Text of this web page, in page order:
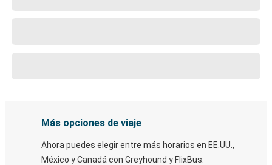
Más opciones de viaje
Ahora puedes elegir entre más horarios en EE.UU.,
México y Canadá con Greyhound y FlixBus.